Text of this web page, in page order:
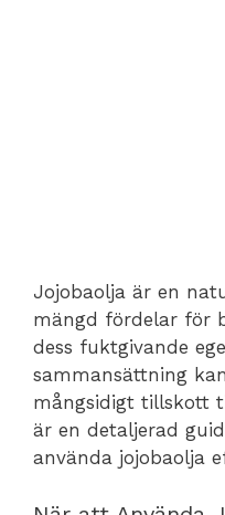
Jojobaolja är en
mängd fördelar för
dess fuktgivande
sammansättning
mångsidigt tillskott
är en detaljerad
använda jojobaolja